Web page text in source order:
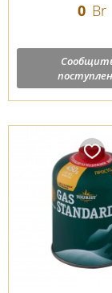
0 Br